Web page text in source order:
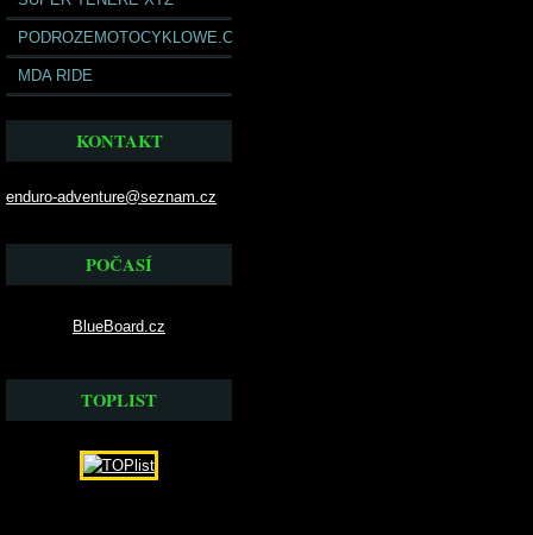
PODROZEMOTOCYKLOWE.COM
MDA RIDE
KONTAKT
enduro-adventure@seznam.cz
POČASÍ
BlueBoard.cz
TOPLIST